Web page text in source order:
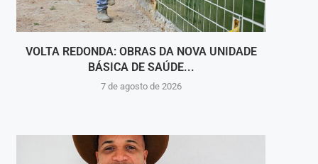
VOLTA REDONDA: OBRAS DA NOVA UNIDADE
BÁSICA DE SAÚDE...
7 de agosto de 2026